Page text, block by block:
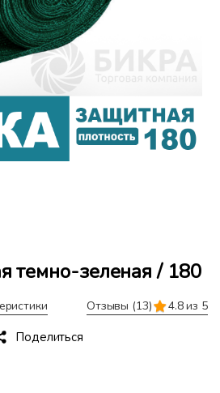
темно-зеленая / 180
Отзывы (13) 4.8 из 5
Поделиться